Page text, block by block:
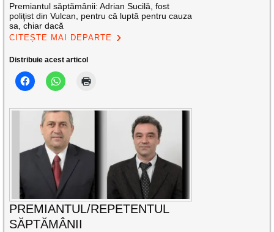
Premiantul săptămânii: Adrian Sucilă, fost
poliţist din Vulcan, pentru că luptă pentru cauza
sa, chiar dacă
CITEȘTE MAI DEPARTE
Distribuie acest articol
PREMIANTUL/REPETENTUL
SĂPTĂMÂNII